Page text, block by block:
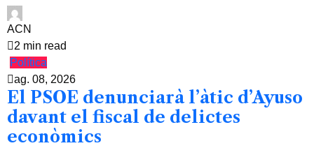
ACN
2 min read
Política
ag. 08, 2026
El PSOE denunciarà l’àtic d’Ayuso
davant el fiscal de delictes
econòmics